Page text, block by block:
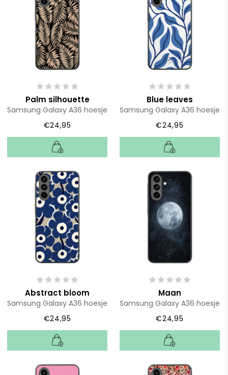
Palm silhouette
Samsung Galaxy A36 hoesje
€24,95
Blue leaves
Samsung Galaxy A36 hoesje
€24,95
Abstract bloom
Samsung Galaxy A36 hoesje
€24,95
Maan
Samsung Galaxy A36 hoesje
€24,95